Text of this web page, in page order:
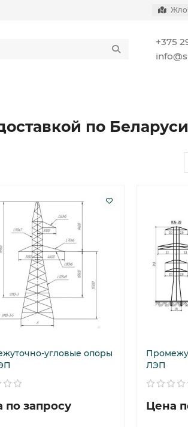
+375
по Беларуси
угловые опоры
по запросу
ЛЭП
Цена